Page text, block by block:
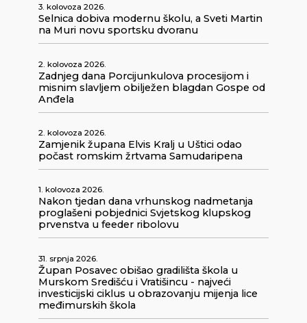
3. kolovoza 2026.
Selnica dobiva modernu školu, a Sveti Martin
na Muri novu sportsku dvoranu
2. kolovoza 2026.
Zadnjeg dana Porcijunkulova procesijom i
misnim slavljem obilježen blagdan Gospe od
Anđela
2. kolovoza 2026.
Zamjenik župana Elvis Kralj u Uštici odao
počast romskim žrtvama Samudaripena
1. kolovoza 2026.
Nakon tjedan dana vrhunskog nadmetanja
proglašeni pobjednici Svjetskog klupskog
prvenstva u feeder ribolovu
31. srpnja 2026.
Župan Posavec obišao gradilišta škola u
Murskom Središću i Vratišincu - najveći
investicijski ciklus u obrazovanju mijenja lice
međimurskih škola